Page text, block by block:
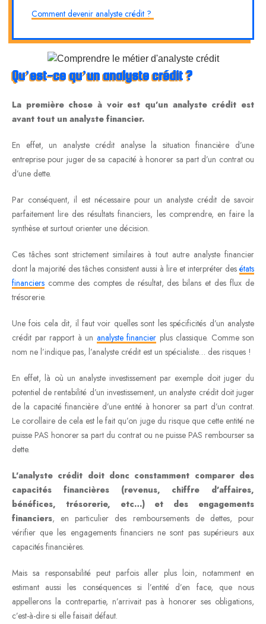
Comment devenir analyste crédit ?
Qu’est-ce qu’un analyste crédit ?
La première chose à voir est qu’un analyste crédit est
avant tout un analyste financier.
En effet, un analyste crédit analyse la situation financière d’une
entreprise pour juger de sa capacité à honorer sa part d’un contrat ou
d’une dette.
Par conséquent, il est nécessaire pour un analyste crédit de savoir
parfaitement lire des résultats financiers, les comprendre, en faire la
synthèse et surtout orienter une décision.
Ces tâches sont strictement similaires à tout autre analyste financier
dont la majorité des tâches consistent aussi à lire et interpréter des états
financiers comme des comptes de résultat, des bilans et des flux de
trésorerie.
Une fois cela dit, il faut voir quelles sont les spécificités d’un analyste
crédit par rapport à un analyste financier plus classique. Comme son
nom ne l’indique pas, l’analyste crédit est un spécialiste… des risques !
En effet, là où un analyste investissement par exemple doit juger du
potentiel de rentabilité d’un investissement, un analyste crédit doit juger
de la capacité financière d’une entité à honorer sa part d’un contrat.
Le corollaire de cela est le fait qu’on juge du risque que cette entité ne
puisse PAS honorer sa part du contrat ou ne puisse PAS rembourser sa
dette.
L’analyste crédit doit donc constamment comparer des
capacités financières (revenus, chiffre d’affaires,
bénéfices, trésorerie, etc…) et des engagements
financiers, en particulier des remboursements de dettes, pour
vérifier que les engagements financiers ne sont pas supérieurs aux
capacités financières.
Mais sa responsabilité peut parfois aller plus loin, notamment en
estimant aussi les conséquences si l’entité d’en face, que nous
appellerons la contrepartie, n’arrivait pas à honorer ses obligations,
c’est-à-dire si elle faisait défaut.